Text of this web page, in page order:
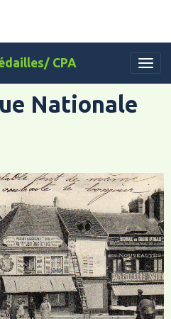
CPA
Nationale